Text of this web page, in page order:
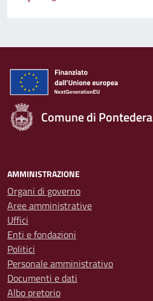
Comune di Pontedera
AMMINISTRAZIONE
Organi di governo
Aree amministrative
Uffici
Enti e fondazioni
Politici
Personale amministrativo
Documenti e dati
Albo pretorio